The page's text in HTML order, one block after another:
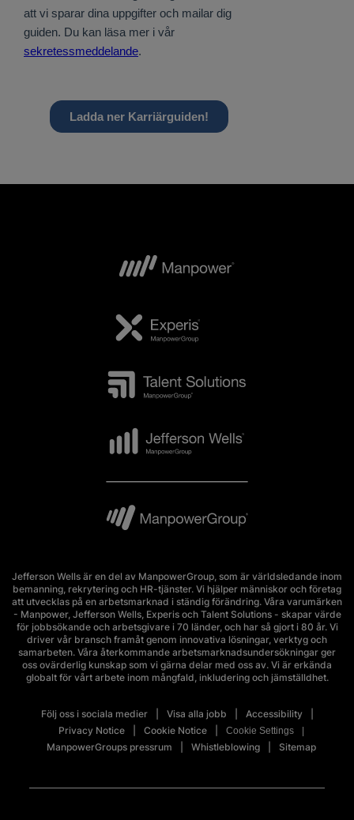
Jefferson Wells är en del av ManpowerGroup, som är världsledande inom
bemanning, rekrytering och HR-tjänster. Vi hjälper människor och företag
att utvecklas på en arbetsmarknad i ständig förändring. Våra varumärken
- Manpower, Jefferson Wells, Experis och Talent Solutions - skapar värde
för jobbsökande och arbetsgivare i 70 länder, och har så gjort i 80 år. Vi
driver vår bransch framåt genom innovativa lösningar, verktyg och
samarbeten. Våra återkommande arbetsmarknadsundersökningar ger
oss ovärderlig kunskap som vi gärna delar med oss av. Vi är erkända
globalt för vårt arbete inom mångfald, inkludering och jämställdhet.
Följ oss i sociala medier Visa alla jobb
Accessibility
Privacy Notice
Cookie Notice Cookie Settings
ManpowerGroups pressrum Whistleblowing Sitemap